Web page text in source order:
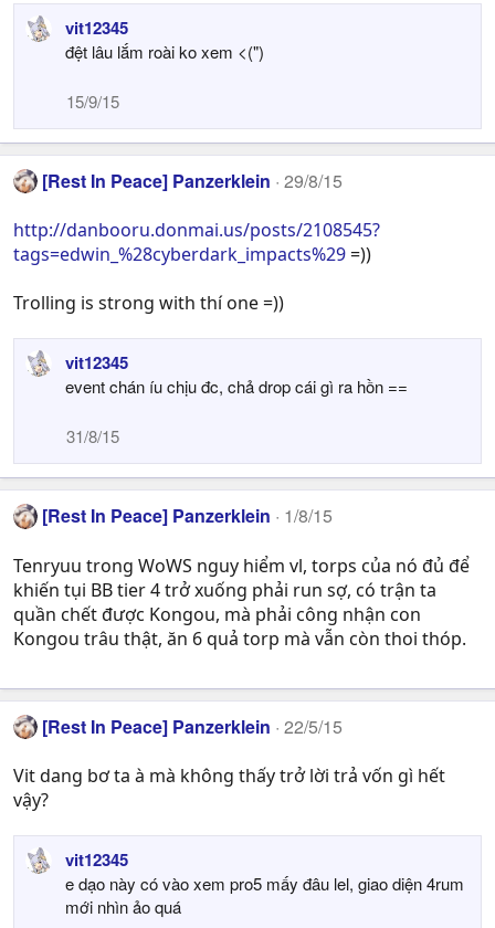
vit12345
đệt lâu lắm roài ko xem <(")
15/9/15
[Rest In Peace] Panzerklein 29/8/15
http://danbooru.donmai.us/posts/2108545?
tags=edwin_%28cyberdark_impacts%29=))
Trolling is strong with thí one =))
vit12345
event chán íu chịu đc, chả drop cái gì ra hồn ==
31/8/15
[Rest In Peace] Panzerklein 1/8/15
Tenryuu trong WoWS nguy hiểm vl, torps của nó đủ để
khiến tụi BB tier 4 trở xuống phải run sợ, có trận ta
quần chết được Kongou, mà phải công nhận con
Kongou trâu thật, ăn 6 quả torp mà vẫn còn thoi thóp.
[Rest In Peace] Panzerklein 22/5/15
Vit dang bơ ta à mà không thấy trở lời trả vốn gì hết
vậy?
vit12345
e dạo này có vào xem pro5 mấy đâu lel, giao diện 4rum
mới nhìn ảo quá